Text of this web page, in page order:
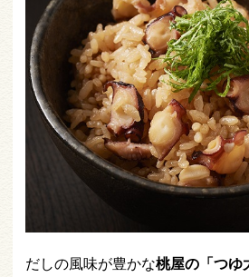
だしの風味が豊かな桃屋の「つゆ